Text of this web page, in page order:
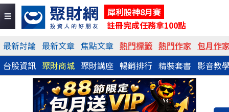
犀利股神8月賽
註冊完成任務拿100點
最新討論 最新文章 焦點文章 熱門標籤 熱門作家 包月作
台股資訊 聚財商城 聚財講座 暢銷排行 精裝套書 影音教